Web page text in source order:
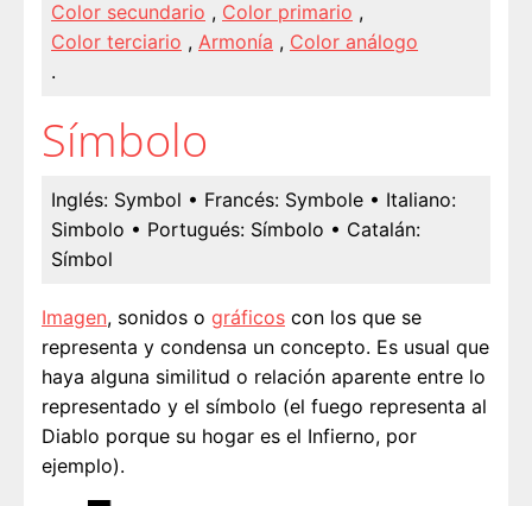
Color secundario , Color primario ,
Color terciario , Armonía , Color análogo
.
Símbolo
Inglés: Symbol • Francés: Symbole • Italiano:
Simbolo • Portugués: Símbolo • Catalán:
Símbol
Imagen, sonidos o gráficos con los que se
representa y condensa un concepto. Es usual que
haya alguna similitud o relación aparente entre lo
representado y el símbolo (el fuego representa al
Diablo porque su hogar es el Infierno, por
ejemplo).